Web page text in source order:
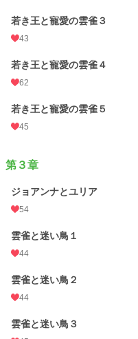
若き王と寵愛の雲雀３
43
若き王と寵愛の雲雀４
62
若き王と寵愛の雲雀５
45
第３章
ジョアンナとユリア
54
雲雀と迷い鳥１
44
雲雀と迷い鳥２
44
雲雀と迷い鳥３